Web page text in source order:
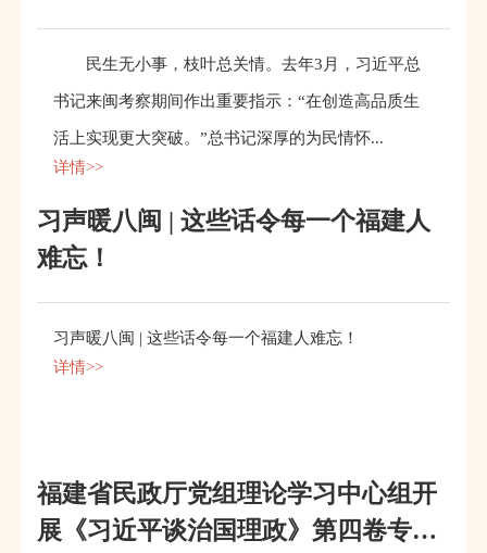
民生无小事，枝叶总关情。去年3月，习近平总
书记来闽考察期间作出重要指示：“在创造高品质生
活上实现更大突破。”总书记深厚的为民情怀...
详情>>
习声暖八闽 | 这些话令每一个福建人
难忘！
习声暖八闽 | 这些话令每一个福建人难忘！
详情>>
福建省民政厅党组理论学习中心组开
展《习近平谈治国理政》第四卷专题